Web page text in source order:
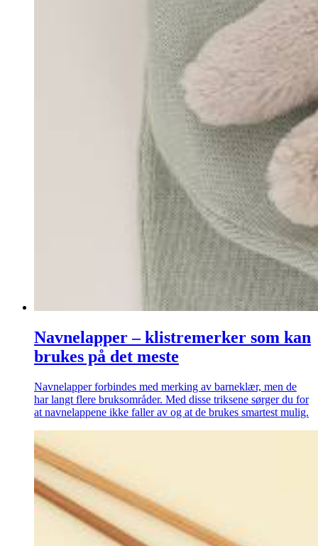
Navnelapper – klistremerker som kan
brukes på det meste
Navnelapper forbindes med merking av barneklær, men de
har langt flere bruksområder. Med disse triksene sørger du for
at navnelappene ikke faller av og at de brukes smartest mulig.